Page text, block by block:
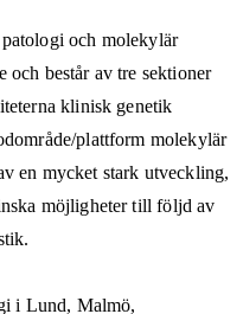
och molekylär
och består av tre sektioner
klinisk genetik
plattform molekylär
en mycket stark utveckling,
möjligheter till följd av
i Lund, Malmö,